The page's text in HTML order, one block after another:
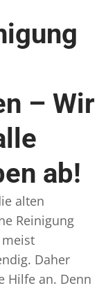
– Wir
ab!
alten
Reinigung
Daher
Hilfe an. Denn